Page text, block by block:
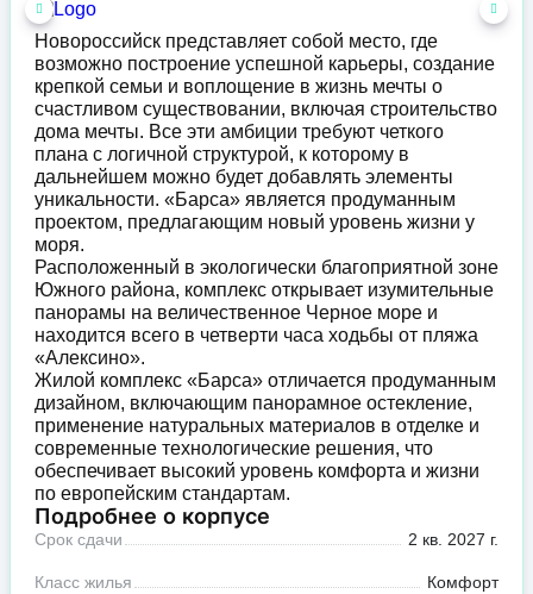
Новороссийск представляет собой место, где
возможно построение успешной карьеры, создание
крепкой семьи и воплощение в жизнь мечты о
счастливом существовании, включая строительство
дома мечты. Все эти амбиции требуют четкого
плана с логичной структурой, к которому в
дальнейшем можно будет добавлять элементы
уникальности. «Барса» является продуманным
проектом, предлагающим новый уровень жизни у
моря.
Расположенный в экологически благоприятной зоне
Южного района, комплекс открывает изумительные
панорамы на величественное Черное море и
находится всего в четверти часа ходьбы от пляжа
«Алексино».
Жилой комплекс «Барса» отличается продуманным
дизайном, включающим панорамное остекление,
применение натуральных материалов в отделке и
современные технологические решения, что
обеспечивает высокий уровень комфорта и жизни
по европейским стандартам.
Подробнее о корпусе
Срок сдачи 2 кв. 2027 г.
Класс жилья Комфорт